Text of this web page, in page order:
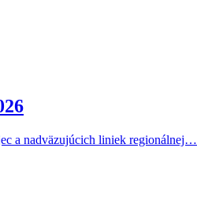
a nadväzujúcich liniek regionálnej…